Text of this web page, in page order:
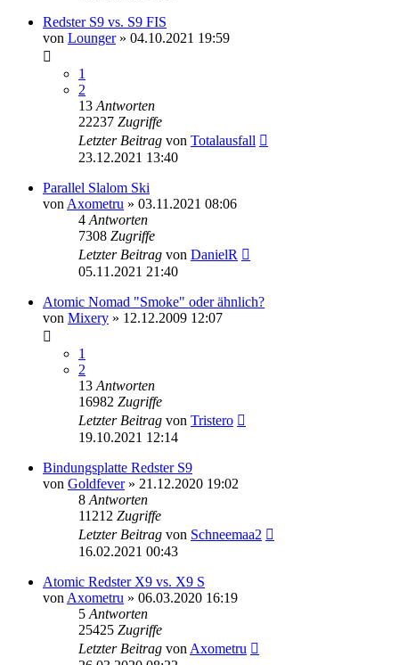
Redster S9 vs. S9 FIS
von Lounger» 04.10.2021 19:59
1
2
13 Antworten
22237 Zugriffe
Letzter Beitrag von Totalausfall
23.12.2021 13:40
Parallel Slalom Ski
von Axometru » 03.11.2021 08:06
4 Antworten
7308 Zugriffe
Letzter Beitrag von DanielR
05.11.2021 21:40
Atomic Nomad "Smoke" oder ähnlich?
von Mixery » 12.12.2009 12:07
1
2
13 Antworten
16982 Zugriffe
Letzter Beitrag von Tristero
19.10.2021 12:14
Bindungsplatte Redster S9
von Goldfever» 21.12.2020 19:02
8 Antworten
11212 Zugriffe
Letzter Beitrag von Schneemaa2
16.02.2021 00:43
Atomic Redster X9 vs. X9 S
von Axometru » 06.03.2020 16:19
5 Antworten
25425 Zugriffe
Letzter Beitrag von Axometru